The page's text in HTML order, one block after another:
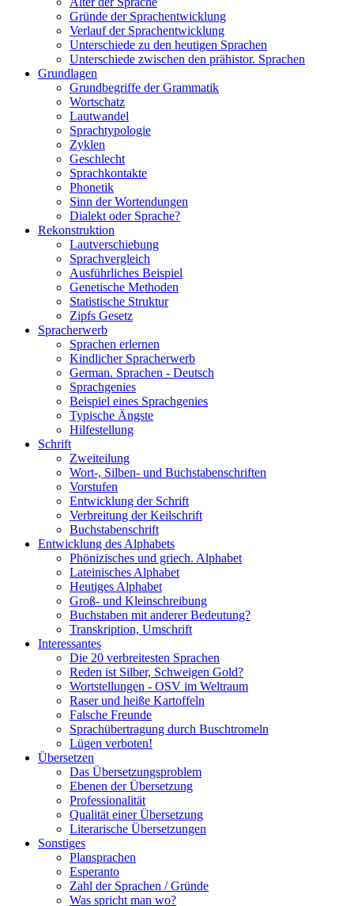
Gründe der Sprachentwicklung
Verlauf der Sprachentwicklung
Unterschiede zu den heutigen Sprachen
Unterschiede zwischen den prähistor. Sprachen
Grundlagen
Grundbegriffe der Grammatik
Wortschatz
Lautwandel
Sprachtypologie
Zyklen
Geschlecht
Sprachkontakte
Phonetik
Sinn der Wortendungen
Dialekt oder Sprache?
Rekonstruktion
Lautverschiebung
Sprachvergleich
Ausführliches Beispiel
Genetische Methoden
Statistische Struktur
Zipfs Gesetz
Spracherwerb
Sprachen erlernen
Kindlicher Spracherwerb
German. Sprachen - Deutsch
Sprachgenies
Beispiel eines Sprachgenies
Typische Ängste
Hilfestellung
Schrift
Zweiteilung
Wort-, Silben- und Buchstabenschriften
Vorstufen
Entwicklung der Schrift
Verbreitung der Keilschrift
Buchstabenschrift
Entwicklung des Alphabets
Phönizisches und griech. Alphabet
Lateinisches Alphabet
Heutiges Alphabet
Groß- und Kleinschreibung
Buchstaben mit anderer Bedeutung?
Transkription, Umschrift
Interessantes
Die 20 verbreitesten Sprachen
Reden ist Silber, Schweigen Gold?
Wortstellungen - OSV im Weltraum
Raser und heiße Kartoffeln
Falsche Freunde
Sprachübertragung durch Buschtromeln
Lügen verboten!
Übersetzen
Das Übersetzungsproblem
Ebenen der Übersetzung
Professionalität
Qualität einer Übersetzung
Literarische Übersetzungen
Sonstiges
Plansprachen
Esperanto
Zahl der Sprachen / Gründe
Was spricht man wo?